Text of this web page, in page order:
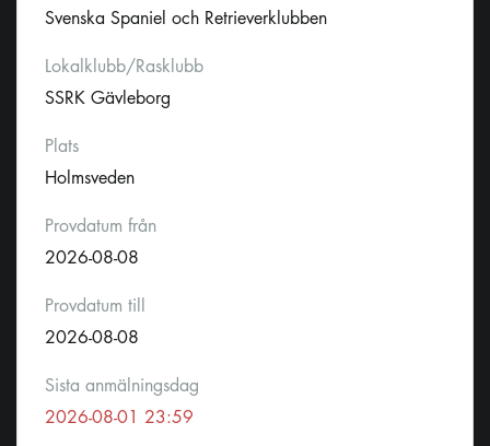
Svenska Spaniel och Retrieverklubben
Lokalklubb/Rasklubb
SSRK Gävleborg
Plats
Holmsveden
Provdatum från
2026-08-08
Provdatum till
2026-08-08
Sista anmälningsdag
2026-08-01 23:59